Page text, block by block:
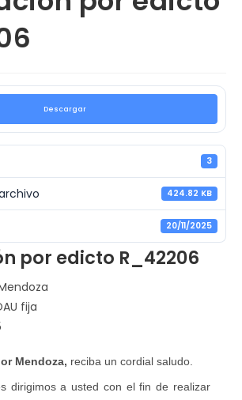
Descargar
3
424.82 KB
20/11/2025
por edicto R_42206
fija
Mendoza, reciba un cordial saludo.
dirigimos a usted con el fin de realizar